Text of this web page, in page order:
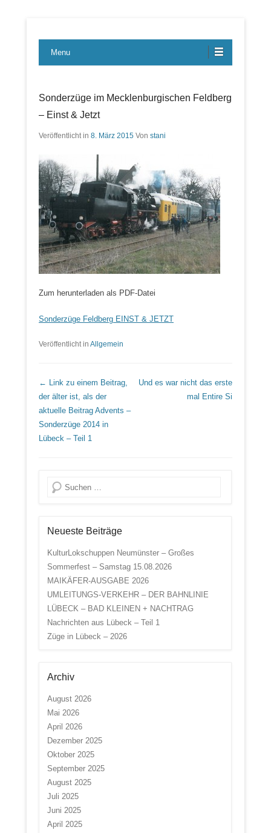
LBE-Express
Menu
Sonderzüge im Mecklenburgischen Feldberg
– Einst & Jetzt
Veröffentlicht in 8. März 2015 Von stani
Zum herunterladen als PDF-Datei
Sonderzüge Feldberg EINST & JETZT
Veröffentlicht in Allgemein
Beitrags Übersicht
← Link zu einem Beitrag,
der älter ist, als der
aktuelle Beitrag Advents –
Sonderzüge 2014 in
Lübeck – Teil 1
Und es war nicht das erste
mal Entire Si
Suche
Neueste Beiträge
KulturLokschuppen Neumünster – Großes
Sommerfest – Samstag 15.08.2026
MAIKÄFER-AUSGABE 2026
UMLEITUNGS-VERKEHR – DER BAHNLINIE
LÜBECK – BAD KLEINEN + NACHTRAG
Nachrichten aus Lübeck – Teil 1
Züge in Lübeck – 2026
Archiv
August 2026
Mai 2026
April 2026
Dezember 2025
Oktober 2025
September 2025
August 2025
Juli 2025
Juni 2025
April 2025